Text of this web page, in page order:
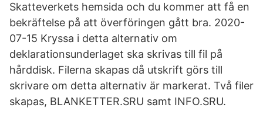
Skatteverkets hemsida och du kommer att få en
bekräftelse på att överföringen gått bra. 2020-
07-15 Kryssa i detta alternativ om
deklarationsunderlaget ska skrivas till fil på
hårddisk. Filerna skapas då utskrift görs till
skrivare om detta alternativ är markerat. Två filer
skapas, BLANKETTER.SRU samt INFO.SRU.